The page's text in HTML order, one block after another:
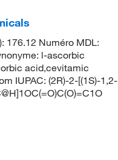
176.12 Numéro MDL:
l-ascorbic
acid,cevitamic
IUPAC: (2R)-2-[(1S)-1,2-